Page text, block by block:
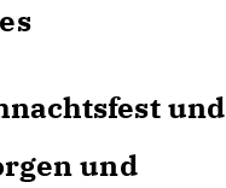
und
und